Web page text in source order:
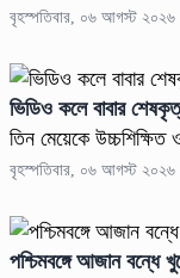
বৃহস্পতিবার, ০৬ আগস্ট
ভিডিও কলে বাবার
তিন মেয়েকে
বৃহস্পতিবার, ০৬ আগস্ট
পশ্চিমবঙ্গে আজান বন্ধে